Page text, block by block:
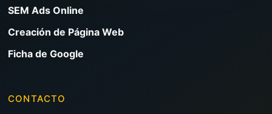
SEM Ads Online
Creación de Página Web
Ficha de Google
CONTACTO